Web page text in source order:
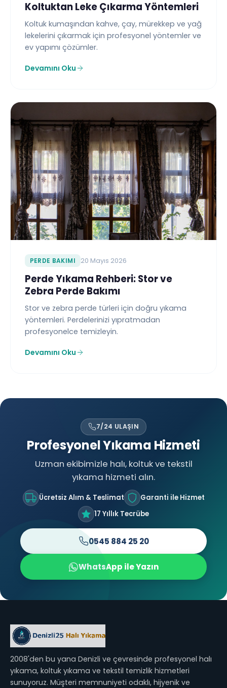
Koltuktan Leke Çıkarma Yöntemleri
Koltuk kumaşından kahve, çay, mürekkep ve yağ
lekelerini çıkarmak için profesyonel yöntemler ve
ev yapımı çözümler.
Devamını Oku
PERDE BAKIMI 20 Mayıs 2026
Perde Yıkama Rehberi: Stor ve
Zebra Perde Bakımı
Stor ve zebra perde türleri için doğru yıkama
yöntemleri. Perdelerinizi yıpratmadan
profesyonelce temizleyin.
Devamını Oku
7/24 ULAŞIN
Profesyonel Yıkama Hizmeti
Uzman ekibimizle halı, koltuk ve tekstil
yıkama hizmeti alın.
Ücretsiz Alım & Teslimat
Garanti ile Hizmet
17 Yıllık Tecrübe
0545 884 25 20
WhatsApp ile Yazın
2008'den bu yana Denizli ve çevresinde profesyonel halı
yıkama, koltuk yıkama ve tekstil temizlik hizmetleri
sunuyoruz. Müşteri memnuniyeti odaklı, hijyenik ve